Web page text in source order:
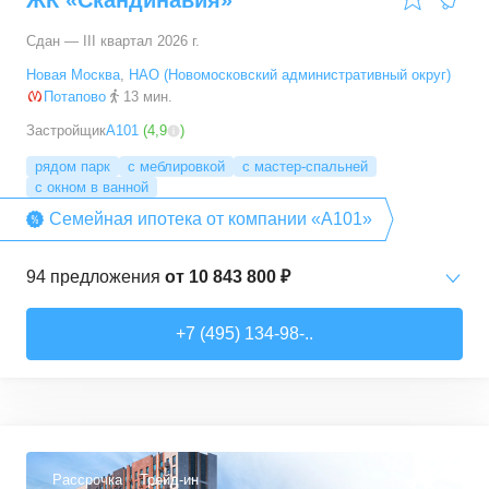
Сдан — III квартал 2026 г.
Новая Москва, НАО (Новомосковский административный округ)
Потапово
13 мин.
ЗастройщикА101 (4,9 )
рядом парк с меблировкой
с мастер-спальней
с окном в ванной
Семейная ипотека от компании «А101»
94 предложения от 10 843 800 ₽
+7 (495) 134-98-..
Рассрочка Трейд-ин